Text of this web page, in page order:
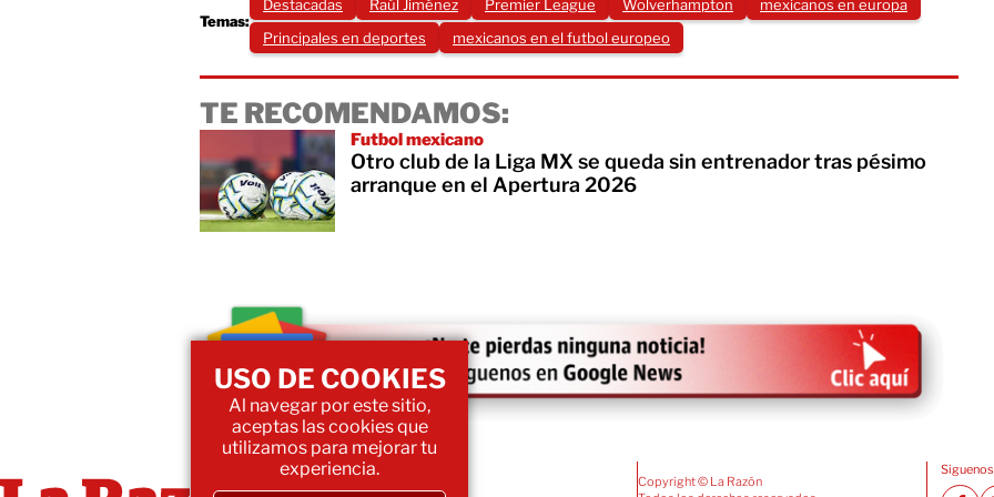
Temas:
Destacadas Raúl Jiménez Premier League Wolverhampton
mexicanos en europa
Principales en deportes
mexicanos en el futbol europeo
TE RECOMENDAMOS:
Futbol mexicano
Otro club de la Liga MX se queda sin entrenador tras pésimo
arranque en el Apertura 2026
Copyright © La Razón
USO DE COOKIES
Al navegar por este sitio,
aceptas las cookies que
utilizamos para mejorar tu
experiencia.